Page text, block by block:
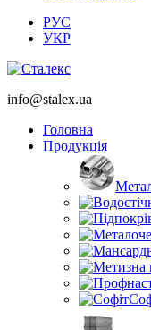
РУС
УКР
info@stalex.ua
Головна
Продукція